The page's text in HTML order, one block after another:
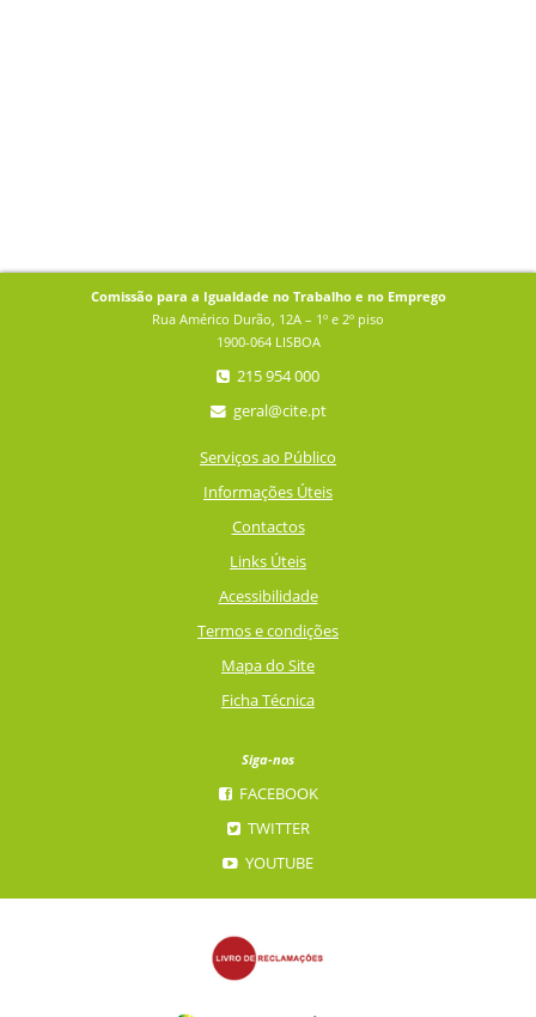
Comissão para a Igualdade no Trabalho e no Emprego
Rua Américo Durão, 12A – 1º e 2º piso
1900-064 LISBOA
215 954 000
geral@cite.pt
Serviços ao Público
Informações Úteis
Contactos
Links Úteis
Acessibilidade
Termos e condições
Mapa do Site
Ficha Técnica
Siga-nos
FACEBOOK
TWITTER
YOUTUBE